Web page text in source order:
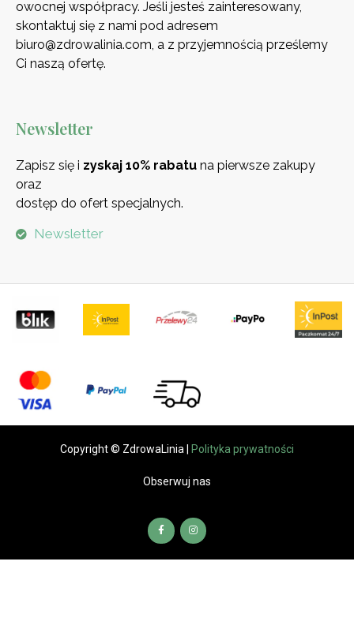
owocnej współpracy. Jeśli jesteś zainteresowany,
skontaktuj się z nami pod adresem
biuro@zdrowalinia.com, a z przyjemnością prześlemy
Ci naszą ofertę.
Newsletter
Zapisz się i zyskaj 10% rabatu na pierwsze zakupy
oraz
dostęp do ofert specjalnych.
Newsletter
Copyright © ZdrowaLinia | Polityka prywatności
Obserwuj nas